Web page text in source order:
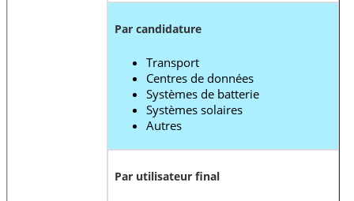
Par candidature
Transport
Centres de données
Systèmes de batterie
Systèmes solaires
Autres
Par utilisateur final